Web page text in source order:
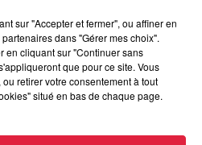
sur "Accepter et fermer", ou affiner en
dans "Gérer mes choix".
en cliquant sur "Continuer sans
que pour ce site. Vous
retirer votre consentement à tout
situé en bas de chaque page.